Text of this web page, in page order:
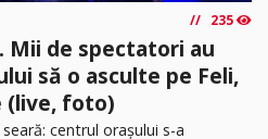
235
Mii de spectatori au
să o asculte pe Feli,
(live, foto)
centrul orașului s-a